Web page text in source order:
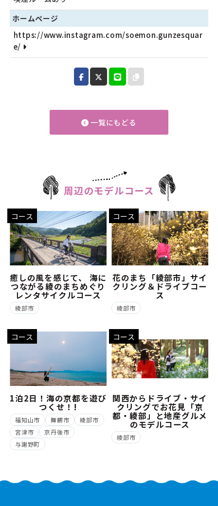
ホームページ
https://www.instagram.com/soemon.gunzesquar
e/
一覧にもどる
周辺のモデルコース
コース
癒しの風を感じて、 海に
つながる綾のまちめぐり
レンタサイクルコース
綾部市
コース
花のまち「綾部市」サイ
クリング＆ドライブコー
ス
綾部市
コース
1泊2日！海の京都を遊び
つくせ！!
福知山市 舞鶴市
綾部市
宮津市
京丹後市
与謝野町
コース
関西からドライブ・サイ
クリングでお花見「京
都・綾部」と地産グルメ
のモデルコース
綾部市